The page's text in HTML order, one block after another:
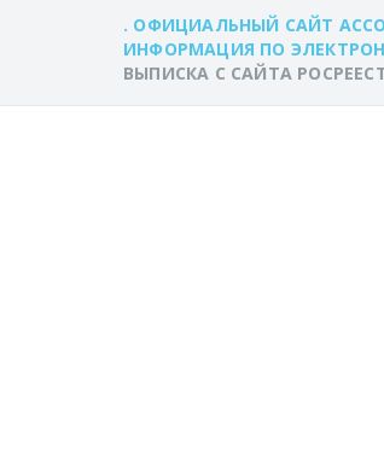
. ОФИЦИАЛЬНЫЙ САЙТ
ИНФОРМАЦИЯ ПО
ВЫПИСКА С САЙТА